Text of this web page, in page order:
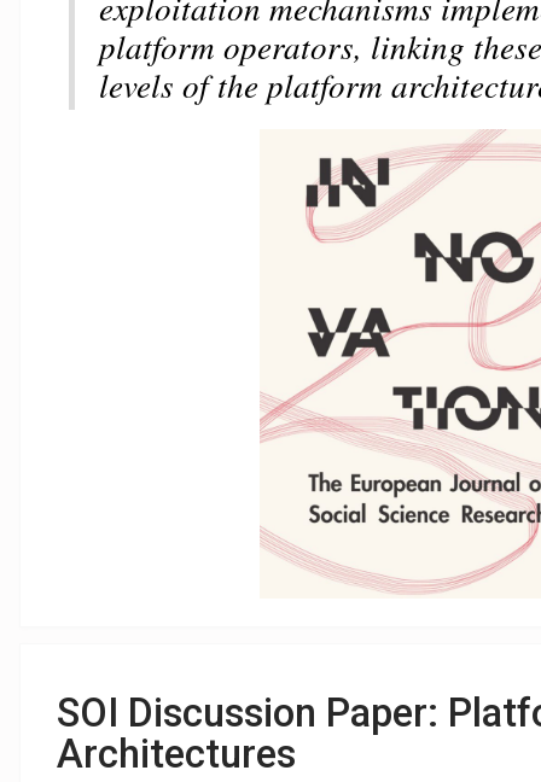
platform operators, linking
levels of the platform
SOI Discussion Paper:
Architectures